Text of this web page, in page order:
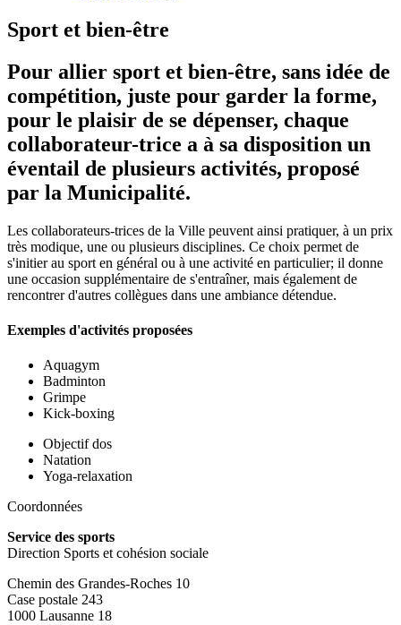
Sport et bien-être
Pour allier sport et bien-être, sans idée de
compétition, juste pour garder la forme,
pour le plaisir de se dépenser, chaque
collaborateur-trice a à sa disposition un
éventail de plusieurs activités, proposé
par la Municipalité.
Les collaborateurs-trices de la Ville peuvent ainsi pratiquer, à un prix
très modique, une ou plusieurs disciplines. Ce choix permet de
s'initier au sport en général ou à une activité en particulier; il donne
une occasion supplémentaire de s'entraîner, mais également de
rencontrer d'autres collègues dans une ambiance détendue.
Exemples d'activités proposées
Aquagym
Badminton
Grimpe
Kick-boxing
Objectif dos
Natation
Yoga-relaxation
Coordonnées
Service des sports
Direction Sports et cohésion sociale
Chemin des Grandes-Roches 10
Case postale 243
1000 Lausanne 18